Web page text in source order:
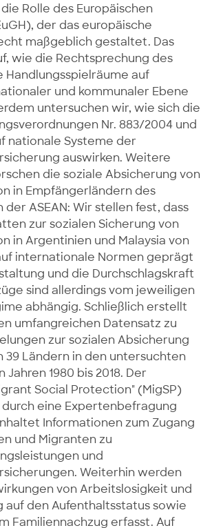
Rolle des Europäischen
der das europäische
maßgeblich gestaltet. Das
wie die Rechtsprechung des
Handlungsspielräume auf
und kommunaler Ebene
untersuchen wir, wie sich die
Nr. 883/2004 und
nationale Systeme der
auswirken. Weitere
die soziale Absicherung von
in Empfängerländern des
der ASEAN: Wir stellen fest, dass
zur sozialen Sicherung von
in Argentinien und Malaysia von
internationale Normen geprägt
und die Durchschlagskraft
sind allerdings vom jeweiligen
abhängig. Schließlich erstellt
umfangreichen Datensatz zu
zur sozialen Absicherung
39 Ländern in den untersuchten
Jahren 1980 bis 2018. Der
Social Protection" (MigSP)
eine Expertenbefragung
Informationen zum Zugang
und Migranten zu
und
Weiterhin werden
von Arbeitslosigkeit und
auf den Aufenthaltsstatus sowie
Familiennachzug erfasst. Auf